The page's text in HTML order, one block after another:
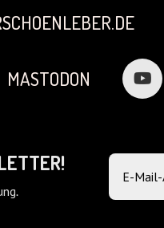
MASTODON
.